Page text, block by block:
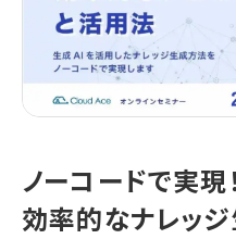
ノーコードで実現
効率的なナレッ